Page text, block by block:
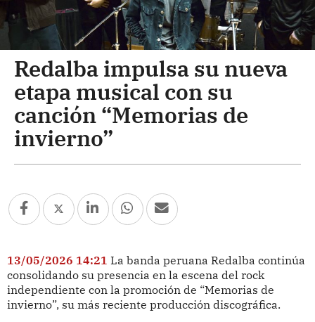
Redalba impulsa su nueva
etapa musical con su
canción “Memorias de
invierno”
13/05/2026 14:21 La banda peruana Redalba continúa
consolidando su presencia en la escena del rock
independiente con la promoción de “Memorias de
invierno”, su más reciente producción discográfica.